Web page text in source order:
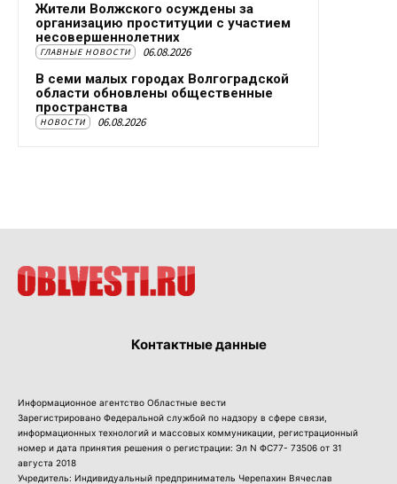
Жители Волжского осуждены за
организацию проституции с участием
несовершеннолетних
ГЛАВНЫЕ НОВОСТИ 06.08.2026
В семи малых городах Волгоградской
области обновлены общественные
пространства
НОВОСТИ 06.08.2026
Контактные данные
Информационное агентство Областные вести
Зарегистрировано Федеральной службой по надзору в сфере связи,
информационных технологий и массовых коммуникации, регистрационный
номер и дата принятия решения о регистрации: Эл N ФС77- 73506 от 31
августа 2018
Учредитель: Индивидуальный предприниматель Черепахин Вячеслав